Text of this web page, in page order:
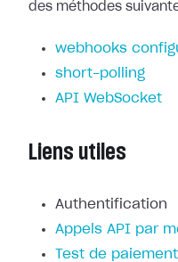
des méthodes
webhooks
short-polling
API WebSocket
Liens utiles
Authentification
Appels API par
Test de paiement